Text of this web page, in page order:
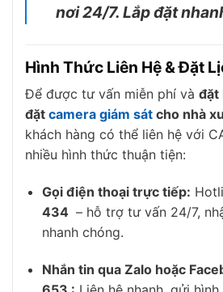
nơi 24/7. Lắp đặt
Hình Thức Liên Hệ & Đặt
Để được tư vấn miễn phí và đặt
đặt camera giám sát cho nhà
khách hàng có thể liên hệ với
nhiều hình thức thuận tiện:
Gọi điện thoại trực tiếp:
434 – hỗ trợ tư vấn 24/7,
nhanh chóng.
Nhắn tin qua Zalo hoặc